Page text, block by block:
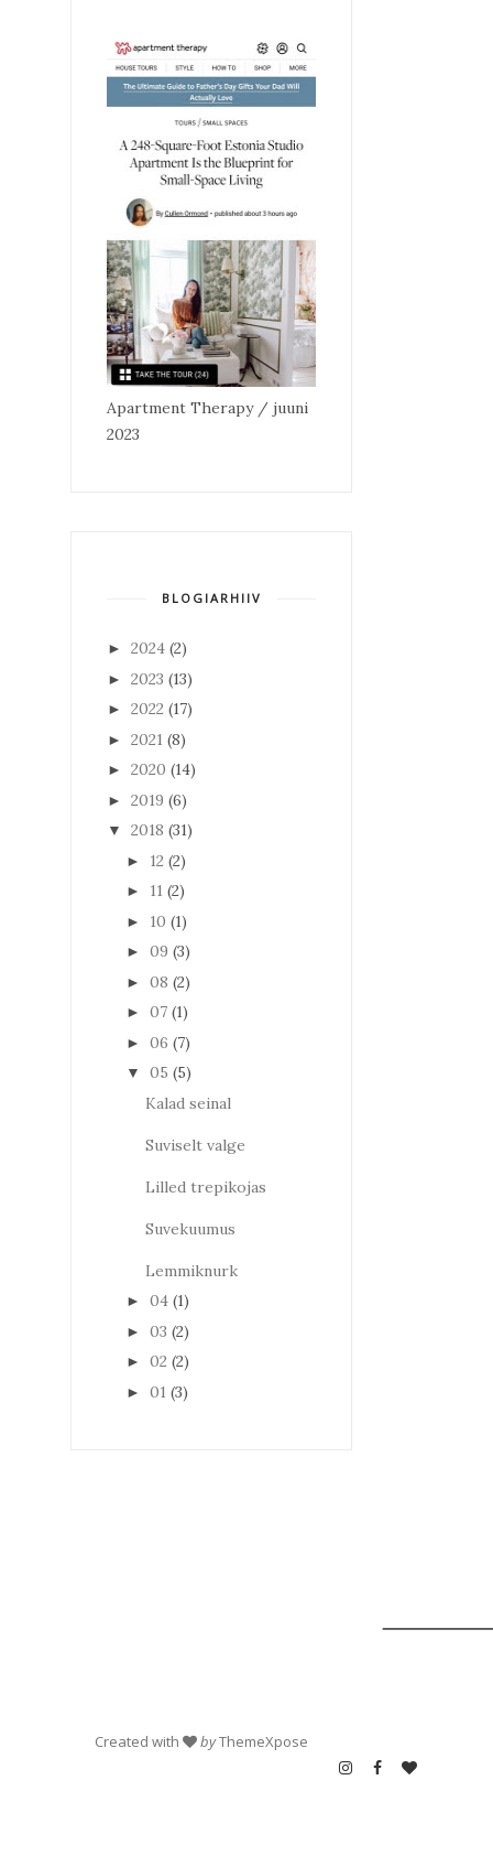
Apartment Therapy / juuni
2023
BLOGIARHIIV
► 2024 (2)
► 2023 (13)
► 2022 (17)
► 2021 (8)
► 2020 (14)
► 2019 (6)
▼ 2018 (31)
► 12 (2)
► 11 (2)
► 10 (1)
► 09 (3)
► 08 (2)
► 07 (1)
► 06 (7)
▼ 05 (5)
Kalad seinal
Suviselt valge
Lilled trepikojas
Suvekuumus
Lemmiknurk
► 04 (1)
► 03 (2)
► 02 (2)
► 01 (3)
Created with byThemeXpose